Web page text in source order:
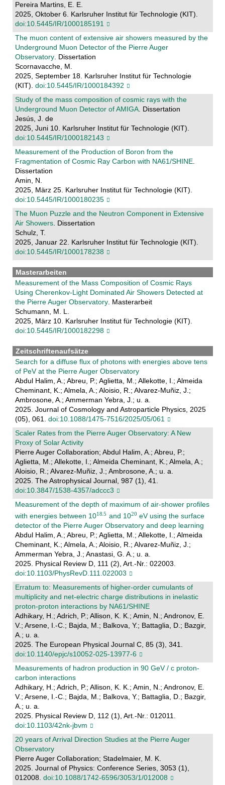
Pereira Martins, E. E.
2025, Oktober 6. Karlsruher Institut für Technologie (KIT).
doi:10.5445/IR/1000185191
The muon content of extensive air showers measured by the
Underground Muon Detector of the Pierre Auger
Observatory. Dissertation
Scornavacche, M.
2025, September 18. Karlsruher Institut für Technologie
(KIT). doi:10.5445/IR/1000184392
Study of the mass composition of cosmic rays with the
Underground Muon Detector of AMIGA. Dissertation
Jesús, J. de
2025, Juni 10. Karlsruher Institut für Technologie (KIT).
doi:10.5445/IR/1000182143
Measurement of the Production of Boron from the
Fragmentation of Cosmic Ray Carbon with NA61/SHINE.
Dissertation
Amin, N.
2025, März 25. Karlsruher Institut für Technologie (KIT).
doi:10.5445/IR/1000180235
The Muon Puzzle and the Neutron Component in Extensive
Air Showers. Dissertation
Schulz, T.
2025, Januar 22. Karlsruher Institut für Technologie (KIT).
doi:10.5445/IR/1000178238
Masterarbeiten
Measurement of the Mass Composition of Cosmic Rays
Using Cherenkov-Light Dominated Air Showers Detected at
the Pierre Auger Observatory. Masterarbeit
Schumann, M. L.
2025, März 10. Karlsruher Institut für Technologie (KIT).
doi:10.5445/IR/1000182298
Zeitschriftenaufsätze
Search for a diffuse flux of photons with energies above tens
of PeV at the Pierre Auger Observatory
Abdul Halim, A.; Abreu, P.; Aglietta, M.; Allekotte, I.; Almeida
Cheminant, K.; Almela, A.; Aloisio, R.; Alvarez-Muñiz, J.;
Ambrosone, A.; Ammerman Yebra, J.; u. a.
2025. Journal of Cosmology and Astroparticle Physics, 2025
(05), 061. doi:10.1088/1475-7516/2025/05/061
Scaler Rates from the Pierre Auger Observatory: A New
Proxy of Solar Activity
Pierre Auger Collaboration; Abdul Halim, A.; Abreu, P.;
Aglietta, M.; Allekotte, I.; Almeida Cheminant, K.; Almela, A.;
Aloisio, R.; Alvarez-Muñiz, J.; Ambrosone, A.; u. a.
2025. The Astrophysical Journal, 987 (1), 41.
doi:10.3847/1538-4357/adccc3
Measurement of the depth of maximum of air-shower profiles
with energies between 10
and 10
eV using the surface
detector of the Pierre Auger Observatory and deep learning
Abdul Halim, A.; Abreu, P.; Aglietta, M.; Allekotte, I.; Almeida
Cheminant, K.; Almela, A.; Aloisio, R.; Alvarez-Muñiz, J.;
Ammerman Yebra, J.; Anastasi, G. A.; u. a.
2025. Physical Review D, 111 (2), Art.-Nr.: 022003.
doi:10.1103/PhysRevD.111.022003
Erratum to: Measurements of higher-order cumulants of
multiplicity and net-electric charge distributions in inelastic
proton-proton interactions by NA61/SHINE
Adhikary, H.; Adrich, P.; Allison, K. K.; Amin, N.; Andronov, E.
V.; Arsene, I.-C.; Bajda, M.; Balkova, Y.; Battaglia, D.; Bazgir,
A.; u. a.
2025. The European Physical Journal C, 85 (3), 341.
doi:10.1140/epjc/s10052-025-13977-6
Measurements of hadron production in 90 GeV / c proton-
carbon interactions
Adhikary, H.; Adrich, P.; Allison, K. K.; Amin, N.; Andronov, E.
V.; Arsene, I.-C.; Bajda, M.; Balkova, Y.; Battaglia, D.; Bazgir,
A.; u. a.
2025. Physical Review D, 112 (1), Art.-Nr.: 012011.
doi:10.1103/42nk-jbvm
20 years of Arrival Direction Studies at the Pierre Auger
Observatory
Pierre Auger Collaboration; Stadelmaier, M. K.
2025. Journal of Physics: Conference Series, 3053 (1),
012008. doi:10.1088/1742-6596/3053/1/012008